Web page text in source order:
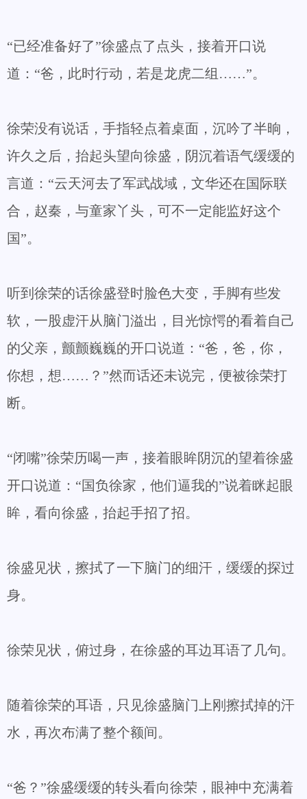
“已经准备好了”徐盛点了点头，接着开口说
道：“爸，此时行动，若是龙虎二组……”。
徐荣没有说话，手指轻点着桌面，沉吟了半晌，
许久之后，抬起头望向徐盛，阴沉着语气缓缓的
言道：“云天河去了军武战域，文华还在国际联
合，赵秦，与童家丫头，可不一定能监好这个
国”。
听到徐荣的话徐盛登时脸色大变，手脚有些发
软，一股虚汗从脑门溢出，目光惊愕的看着自己
的父亲，颤颤巍巍的开口说道：“爸，爸，你，
你想，想……？”然而话还未说完，便被徐荣打
断。
“闭嘴”徐荣历喝一声，接着眼眸阴沉的望着徐盛
开口说道：“国负徐家，他们逼我的”说着眯起眼
眸，看向徐盛，抬起手招了招。
徐盛见状，擦拭了一下脑门的细汗，缓缓的探过
身。
徐荣见状，俯过身，在徐盛的耳边耳语了几句。
随着徐荣的耳语，只见徐盛脑门上刚擦拭掉的汗
水，再次布满了整个额间。
“爸？”徐盛缓缓的转头看向徐荣，眼神中充满着